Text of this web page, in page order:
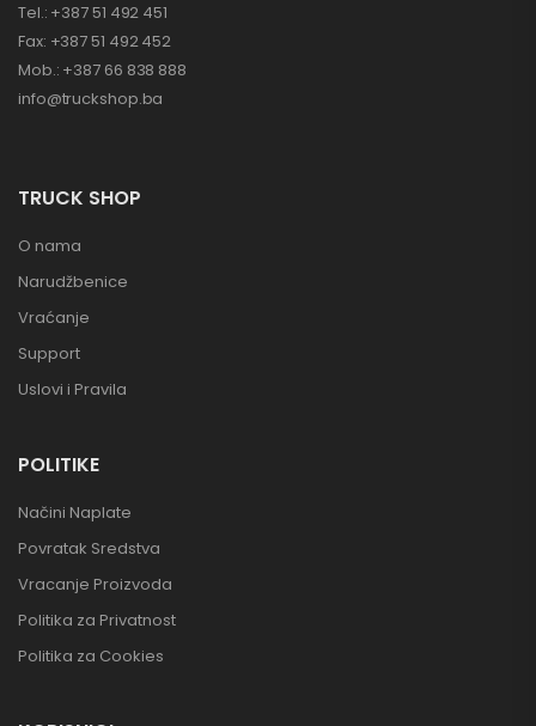
Tel.: +387 51 492 451
Fax: +387 51 492 452
Mob.: +387 66 838 888
info@truckshop.ba
TRUCK SHOP
O nama
Narudžbenice
Vraćanje
Support
Uslovi i Pravila
POLITIKE
Načini Naplate
Povratak Sredstva
Vracanje Proizvoda
Politika za Privatnost
Politika za Cookies